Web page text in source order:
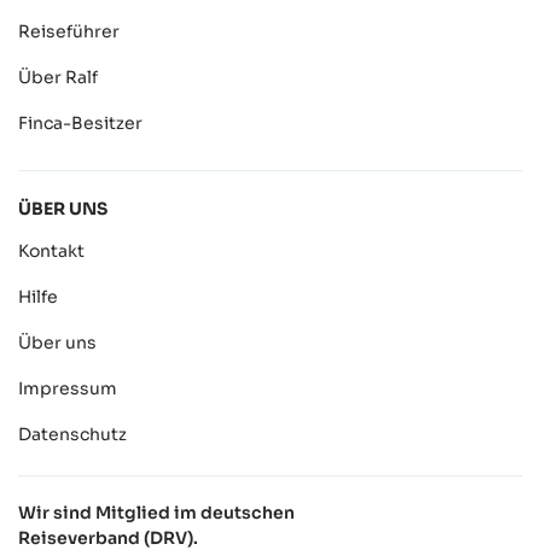
Reiseführer
Über Ralf
Finca-Besitzer
ÜBER UNS
Kontakt
Hilfe
Über uns
Impressum
Datenschutz
Wir sind Mitglied im deutschen
Reiseverband (DRV).